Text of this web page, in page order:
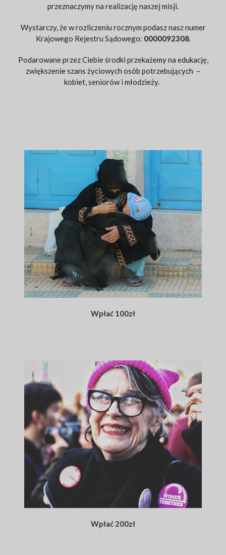
przeznaczymy na realizację naszej misji.
Wystarczy, że w rozliczeniu rocznym podasz nasz numer
Krajowego Rejestru Sądowego: 0000092308.
Podarowane przez Ciebie środki przekażemy na edukację,
zwiększenie szans życiowych osób potrzebujących –
kobiet, seniorów i młodzieży.
Wpłać 100zł
Wpłać 200zł